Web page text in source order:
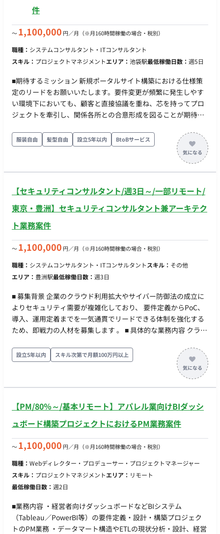
ります。 ・柔軟で最先端な分析環境 分析の土台となるのが、
MMMの知見が凝縮された自社開発の分析フレームワークやソリ
ューションです。それに加え、分析環境は常にアップデートさ
れており、Python, Rはもちろん、Juliaといった多様な言語や
最新の生成AI技術も積極的に活用しています。アナリストは常
に最適な手法を探求・選択できる環境で、自身のスキルを磨き
も可能だが、出社も可能な方を優先して採用 ■働き方 週4日から
稼働可能です。
件
〜1,100,000 円／月 （※月160時間稼働の場合・税別）
職種： システムコンサルタント・ITコンサルタント
スキル： プロジェクトマネジメントエリア： 池袋駅最低稼働日数： 週5日
■期待するミッション 新規ポータルサイト構築における仕様策
定のリードをお願いいたします。要件変更が頻繁に発生しやす
い環境下においても、顧客と直接協議を重ね、芯を持ってプロ
ジェクトを牽引し、関係各所との合意形成を図ることが期待さ
舗従業員向け新規ポータルサイト構築における仕様策定のリー
ド ・顧客ヒアリング、要件の妥当性確認、頻繁な要件変更の整
理および変更管理 ・発注、仕入、販売、店舗運営等を横断した
業務整合性の確認、関係チームとの合意形成 ■働き方 ・稼働
松町。週1〜2回は大崎訪問の可能性あり。 ※ハイブリッドは個
別相談可ですが、常駐もしくは週4日程度出社できる方が優先さ
服装自由 髪型自由 設立5年以内 BtoBサービス
【セキュリティコンサルタント/週3日～/一部リモート/
東京・豊洲】セキュリティコンサルタント兼アーキテク
ト業務案件
〜1,100,000 円／月 （※月160時間稼働の場合・税別）
職種： システムコンサルタント・ITコンサルタントスキル： その他
エリア： 豊洲駅最低稼働日数： 週3日
■ 募集背景 企業のクラウド利用拡大やサイバー防御法の成立に
よりセキュリティ需要が複雑化しており、 要件定義からPoC、
導入、運用定着までを一気通貫でリードできる体制を強化する
ため、即戦力の人材を募集します 。 ■ 具体的な業務内容 クライ
テクチャの設計・提案から、 実効性のある運用フローの構築ま
でを伴走型で支援します 。 【期待するミッション】 「提案し
て終わり」ではなく、現場の運用に定着し、成果が継続する状
態まで責任を持つ“実行型”の役割として、 顧客の意思決定を支
務内容・担当工程】 ・ヒアリングによる現状分析とリスク整理
・To-Beアーキテクチャ（ネットワーク/クラウド/運用）の設計
画・実施・評価、および導入計画の策定 ・設計レビューやパラ
設計・定着支援 担当工程：【要件定義・設計・保守運用】 【チ
ーム体制】 ・セキュリティコンサルタント/アーキテクト 【開
始日】5月1日想定 【単価】スキル見合い 【働き方】 ・稼働
（リモート併用可/案件により顧客先訪問あり） ※参画当初はキ
ャッチアップのためにオンサイトでのご対応をいただける方
設立5年以内 スキル次第で月額100万円以上
【PM/80％～/基本リモート】アパレル業向けBIダッシ
ュボード構築プロジェクトにおけるPM業務案件
〜1,100,000 円／月 （※月160時間稼働の場合・税別）
職種： Webディレクター・プロデューサー・プロジェクトマネージャー
スキル： プロジェクトマネジメントエリア： リモート
最低稼働日数： 週2日
■業務内容 ・経営者向けダッシュボードなどBIシステム
（Tableau／PowerBI等）の要件定義・設計・構築プロジェク
トのPM業務 ・データマート構造やETLの現状分析・設計、経営